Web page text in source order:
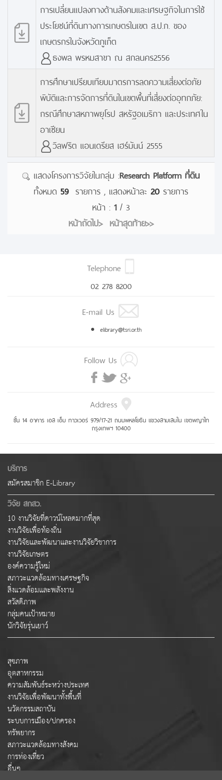
การเปลี่ยนแปลงทางด้านสังคมและเศรษฐกิจในการใช้
ประโยชน์ที่ดินทางการเกษตรในเขต ส.ป.ก. ของ
เกษตรกรในจังหวัดภูเก็ต
ธงพล พรหมสาขา ณ สกลนคร2556
การศึกษาเปรียบเทียบมาตรการลดความเสี่ยงต่อภัย
พิบัติและการจัดการที่ดินในเขตพื้นที่เสี่ยงต่ออุทกภัย:
กรณีศึกษาสหภาพยุโรป สหรัฐอเมริกา และประเทศใน
อาเซียน
วิลฟริต แอนเดรียส เฮร์มันน์ 2555
แสดงโครงการวิจัยในกลุ่ม :Research Platform ที่ดิน
ทั้งหมด 59 รายการ , แสดงหน้าละ 20 รายการ
หน้า : 1/ 3
หน้าถัดไป> หน้าสุดท้าย>>
Telephone
02 278 8200
E-mail Us
elibrary@tsri.or.th
Follow Us
Address
ชั้น 14 อาคาร เอส เอ็ม ทาวเวอร์ 979/17-21 ถนนพหลโยธิน แขวงสามเสนใน เขตพญาไท
กรุงเทพฯ 10400
บริการ
สมัครสมาชิก E-Library
วิจัย สกสว.
10 งานวิจัยที่ดาวน์โหลดมากที่สุด
งานวิจัยเพื่อท้องถิ่น
งานวิจัยและพัฒนาและงานวิจัยวิชาการ
งานวิจัยเกษตร
องค์ความรู้ใหม่
สภาวะแวดล้อมทางเศรษฐกิจ
สิ่งแวดล้อมและพลังงาน
สวัสดิภาพ
กลุ่มคนเป้าหมาย
นักวิจัยรุ่นเยาว์
สุขภาพ
อุตสาหกรรม
ความสัมพันธ์ระหว่างประเทศ
งานวิจัยเพื่อพัฒนาทั้งพื้นที่
นวัตกรรมสถาบัน
ระบบการเมือง/ปกครอง
ทรัพยากร
สภาวะแวดล้อมทางสังคม
การท่องเที่ยว
อื่นๆ